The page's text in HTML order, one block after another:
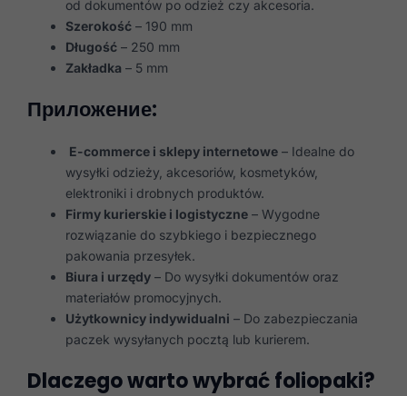
od dokumentów po odzież czy akcesoria.
Szerokość – 190 mm
Długość – 250 mm
Zakładka – 5 mm
Приложение:
E-commerce i sklepy internetowe – Idealne do
wysyłki odzieży, akcesoriów, kosmetyków,
elektroniki i drobnych produktów.
Firmy kurierskie i logistyczne – Wygodne
rozwiązanie do szybkiego i bezpiecznego
pakowania przesyłek.
Biura i urzędy – Do wysyłki dokumentów oraz
materiałów promocyjnych.
Użytkownicy indywidualni – Do zabezpieczania
paczek wysyłanych pocztą lub kurierem.
Dlaczego warto wybrać foliopaki?